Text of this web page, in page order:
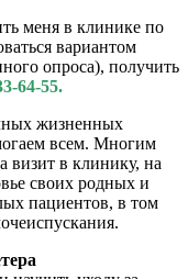
меня в клинике по
вариантом
опроса), получить
64-55.
жизненных
всем. Многим
визит в клинику, на
своих родных и
пациентов, в том